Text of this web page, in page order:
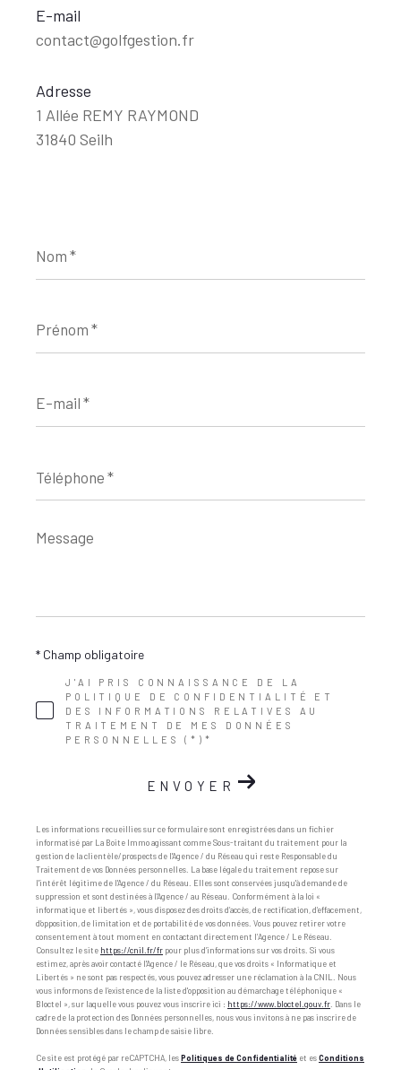
E-mail
contact@golfgestion.fr
Adresse
1 Allée REMY RAYMOND
31840 Seilh
*
*
mail
*
*
Message
*
J'AI PRIS CONNAISSANCE DE LA
POLITIQUE DE CONFIDENTIALITÉ ET
DES INFORMATIONS RELATIVES AU
TRAITEMENT DE MES DONNÉES
PERSONNELLES (*)*
* Champ obligatoire
ENVOYER
Les informations recueillies sur ce formulaire sont enregistrées dans un fichier
informatisé par La Boite Immo agissant comme Sous-traitant du traitement pour la
gestion de la clientèle/prospects de l'Agence / du Réseau qui reste Responsable du
Traitement de vos Données personnelles. La base légale du traitement repose sur
l'intérêt légitime de l'Agence / du Réseau. Elles sont conservées jusqu'à demande de
suppression et sont destinées à l'Agence / au Réseau. Conformément à la loi «
informatique et libertés », vous disposez des droits d’accès, de rectification, d’effacement,
d’opposition, de limitation et de portabilité de vos données. Vous pouvez retirer votre
consentement à tout moment en contactant directement l’Agence / Le Réseau.
Consultez le site https://cnil.fr/fr pour plus d’informations sur vos droits. Si vous
estimez, après avoir contacté l'Agence / le Réseau, que vos droits « Informatique et
Libertés » ne sont pas respectés, vous pouvez adresser une réclamation à la CNIL. Nous
vous informons de l’existence de la liste d'opposition au démarchage téléphonique «
Bloctel », sur laquelle vous pouvez vous inscrire ici : https://www.bloctel.gouv.fr . Dans le
cadre de la protection des Données personnelles, nous vous invitons à ne pas inscrire de
Données sensibles dans le champ de saisie libre.
Ce site est protégé par reCAPTCHA, lesPolitiques de Confidentialité et esConditions